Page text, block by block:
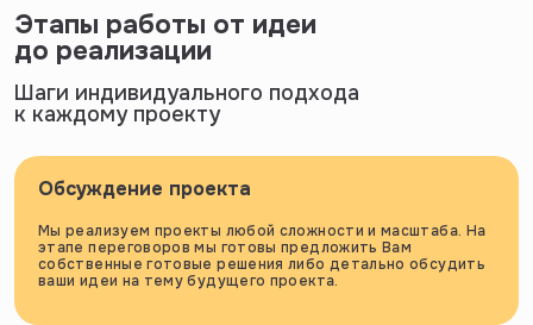
Этапы работы от идеи
до реализации
Шаги индивидуального подхода
к каждому проекту
Обсуждение проекта
Мы реализуем проекты любой сложности и масштаба. На
этапе переговоров мы готовы предложить Вам
собственные готовые решения либо детально обсудить
ваши идеи на тему будущего проекта.